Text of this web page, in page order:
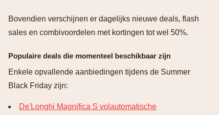
Bovendien verschijnen er dagelijks nieuwe deals, flash
sales en combivoordelen met kortingen tot wel 50%.
Populaire deals die momenteel beschikbaar zijn
Enkele opvallende aanbiedingen tijdens de Summer
Black Friday zijn:
De'Longhi Magnifica S volautomatische